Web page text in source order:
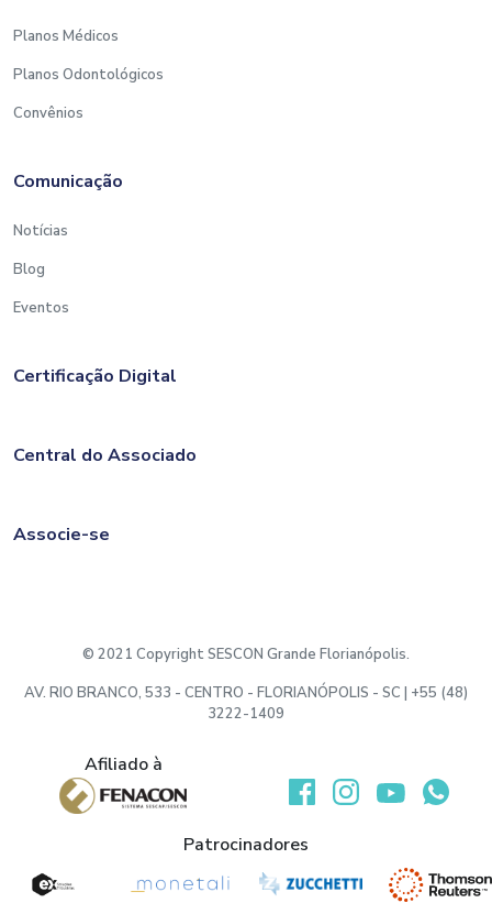
Planos Médicos
Planos Odontológicos
Convênios
Comunicação
Notícias
Blog
Eventos
Certificação Digital
Central do Associado
Associe-se
© 2021 Copyright SESCON Grande Florianópolis.
AV. RIO BRANCO, 533 - CENTRO - FLORIANÓPOLIS - SC | +55 (48)
3222-1409
Afiliado à
Desenvolvido por:
Patrocinadores